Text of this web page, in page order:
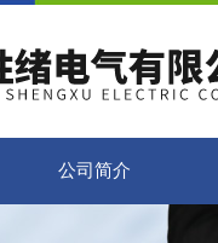
公司简介